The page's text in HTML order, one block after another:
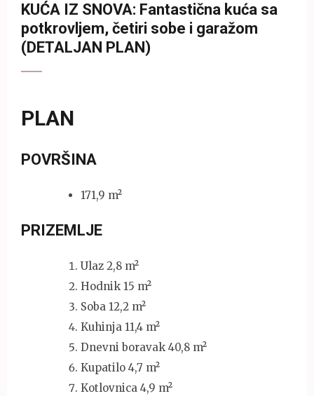
KUĆA IZ SNOVA: Fantastična kuća sa
potkrovljem, četiri sobe i garažom
(DETALJAN PLAN)
PLAN
POVRŠINA
171,9 m²
PRIZEMLJE
Ulaz 2,8 m²
Hodnik 15 m²
Soba 12,2 m²
Kuhinja 11,4 m²
Dnevni boravak 40,8 m²
Kupatilo 4,7 m²
Kotlovnica 4,9 m²